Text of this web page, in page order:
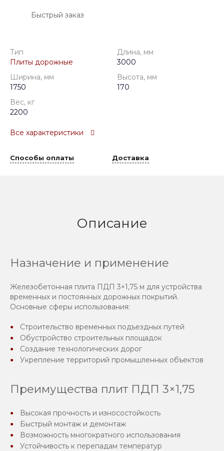
Быстрый заказ
Тип
Плиты дорожные
Длина, мм
3000
Ширина, мм
1750
Высота, мм
170
Вес, кг
2200
Все характеристики
Способы оплаты Доставка
Описание
Назначение и применение
Железобетонная плита ПДП 3×1,75 м для устройства
временных и постоянных дорожных покрытий.
Основные сферы использования:
Строительство временных подъездных путей
Обустройство строительных площадок
Создание технологических дорог
Укрепление территорий промышленных объектов
Преимущества плит ПДП 3×1,75
Высокая прочность и износостойкость
Быстрый монтаж и демонтаж
Возможность многократного использования
Устойчивость к перепадам температур